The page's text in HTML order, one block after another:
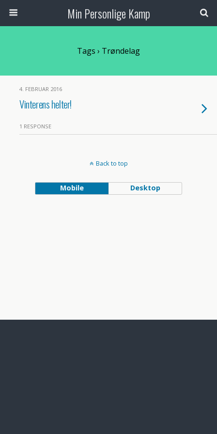
Min Personlige Kamp
Tags › Trøndelag
4. FEBRUAR 2016
Vinterens helter!
1 RESPONSE
Back to top
Mobile Desktop